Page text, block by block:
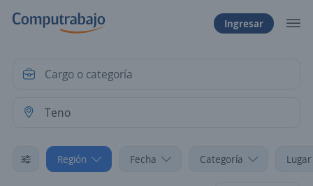
Ingresar
Región Fecha Categoría